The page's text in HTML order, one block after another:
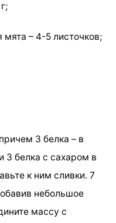
– 4-5 листочков;
3 белка – в
3 белка с сахаром в
к ним сливки. 7
небольшое
массу с